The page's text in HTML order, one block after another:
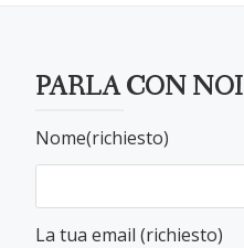
PARLA CON NOI
Nome(richiesto)
La tua email (richiesto)